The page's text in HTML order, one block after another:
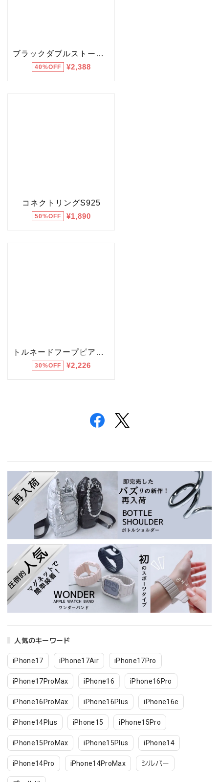
人気のキーワード
iPhone17 iPhone17Air iPhone17Pro
iPhone17ProMax iPhone16 iPhone16Pro
iPhone16ProMax iPhone16Plus iPhone16e
iPhone14Plus iPhone15 iPhone15Pro
iPhone15ProMax iPhone15Plus iPhone14
iPhone14Pro iPhone14ProMax シルバー